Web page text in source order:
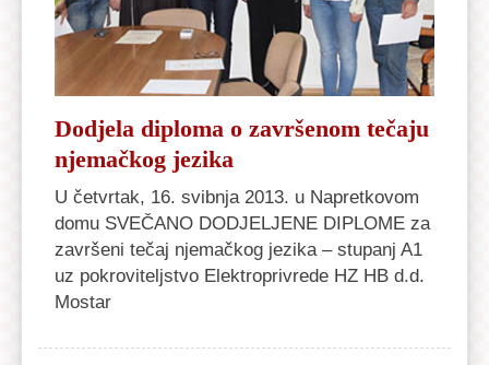
Dodjela diploma o završenom tečaju
njemačkog jezika
U četvrtak, 16. svibnja 2013. u Napretkovom
domu SVEČANO DODJELJENE DIPLOME za
završeni tečaj njemačkog jezika – stupanj A1
uz pokroviteljstvo Elektroprivrede HZ HB d.d.
Mostar